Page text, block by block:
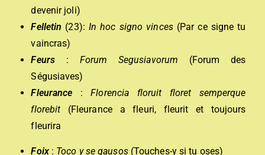
devenir joli)
Felletin (23): In hoc signo vinces(Par ce signe tu
vaincras)
Feurs: Forum Segusiavorum (Forum des
Ségusiaves)
Fleurance :Florencia floruit floret semperque
florebit (Fleurance a fleuri, fleurit et toujours
fleurira
Foix: Toco y se gausos(Touches-y si tu oses)